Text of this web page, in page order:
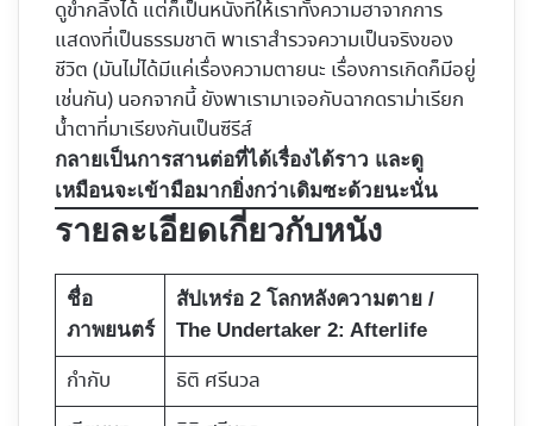
ดูขำกลิ้งได้ แต่ก็เป็นหนังที่ให้เราทั้งความฮาจากการ
แสดงที่เป็นธรรมชาติ พาเราสำรวจความเป็นจริงของ
ชีวิต (มันไม่ได้มีแค่เรื่องความตายนะ เรื่องการเกิดก็มีอยู่
เช่นกัน) นอกจากนี้ ยังพาเรามาเจอกับฉากดราม่าเรียก
น้ำตาที่มาเรียงกันเป็นซีรีส์
กลายเป็นการสานต่อที่ได้เรื่องได้ราว และดู
เหมือนจะเข้ามือมากยิ่งกว่าเดิมซะด้วยนะนั่น
รายละเอียดเกี่ยวกับหนัง
ชื่อ
ภาพยนตร์
สัปเหร่อ 2 โลกหลังความตาย /
The Undertaker 2: Afterlife
กำกับ
ธิติ ศรีนวล